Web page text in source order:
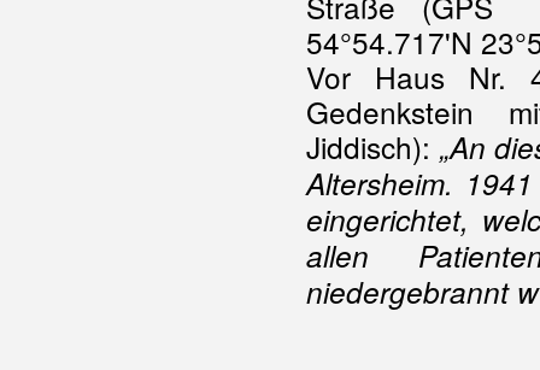
54°54.717'N
Vor Haus Nr.
Gedenkstein
Jiddisch): „An
Altersheim.
eingerichtet,
allen
niedergebrannt